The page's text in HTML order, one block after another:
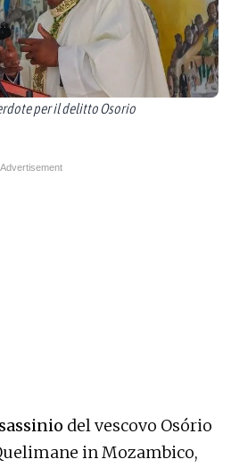
per il delitto Osorio
del vescovo Osório
in Mozambico,